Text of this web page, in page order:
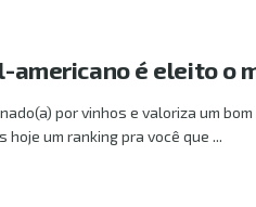
americano é eleito o
por vinhos e valoriza um
hoje um ranking pra você que ...